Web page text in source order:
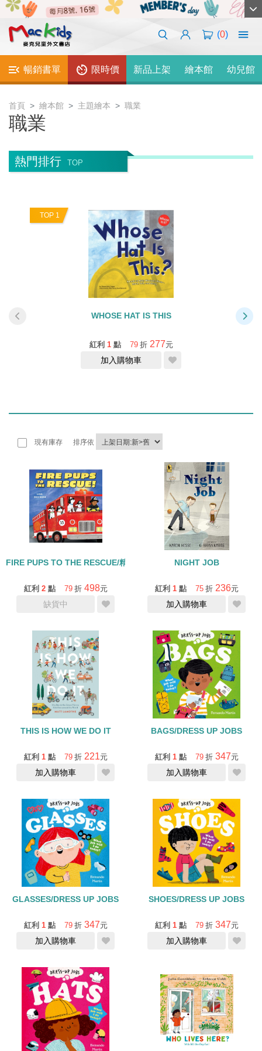
(0)
暢銷書單 限時價 新品上架 繪本館 幼兒館
首頁 繪本館 主題繪本 職業
職業
熱門排行 TOP
TOP 1
WHOSE HAT IS THIS
紅利 1 點 79 折 277元
加入購物車
現有庫存 排序依
FIRE PUPS TO THE RESCUE/精裝繪本
紅利 2 點 79 折 498元
缺貨中
NIGHT JOB
紅利 1 點 75 折 236元
加入購物車
THIS IS HOW WE DO IT
紅利 1 點 79 折 221元
加入購物車
BAGS/DRESS UP JOBS
紅利 1 點 79 折 347元
加入購物車
GLASSES/DRESS UP JOBS
紅利 1 點 79 折 347元
加入購物車
SHOES/DRESS UP JOBS
紅利 1 點 79 折 347元
加入購物車